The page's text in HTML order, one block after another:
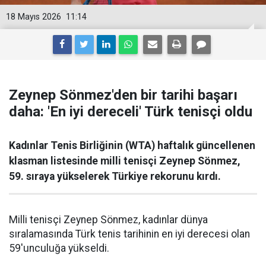
11:14
18 Mayıs 2026
Zeynep Sönmez'den bir tarihi başarı
daha: 'En iyi dereceli' Türk tenisçi oldu
Kadınlar Tenis Birliğinin (WTA) haftalık güncellenen
klasman listesinde milli tenisçi Zeynep Sönmez,
59. sıraya yükselerek Türkiye rekorunu kırdı.
Milli tenisçi Zeynep Sönmez, kadınlar dünya
sıralamasında Türk tenis tarihinin en iyi derecesi olan
59'unculuğa yükseldi.